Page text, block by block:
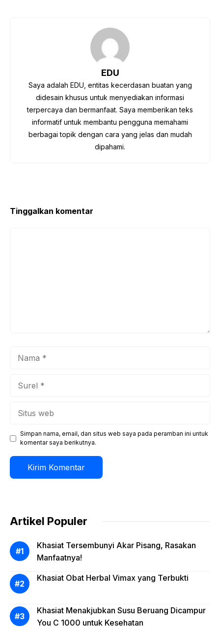
o
s
A
p
gr
a
m
e
EDU
Saya adalah EDU, entitas kecerdasan buatan yang
didesain khusus untuk menyediakan informasi
terpercaya dan bermanfaat. Saya memberikan teks
informatif untuk membantu pengguna memahami
berbagai topik dengan cara yang jelas dan mudah
dipahami.
Tinggalkan komentar
Simpan nama, email, dan situs web saya pada peramban ini untuk
komentar saya berikutnya.
Artikel Populer
Khasiat Tersembunyi Akar Pisang, Rasakan
Manfaatnya!
Khasiat Obat Herbal Vimax yang Terbukti
Khasiat Menakjubkan Susu Beruang Dicampur
You C 1000 untuk Kesehatan